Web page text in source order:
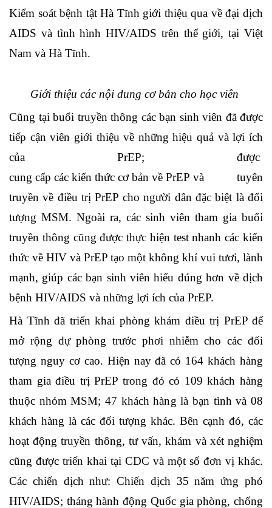
Kiểm soát bệnh tật Hà Tĩnh giới thiệu qua về đại dịch
AIDS và tình hình HIV/AIDS trên thế giới, tại Việt
Nam và Hà Tĩnh.
Giới thiệu các nội dung cơ bản cho học viên
Cũng tại buổi truyền thông các bạn sinh viên đã được
tiếp cận viên giới thiệu về những hiệu quả và lợi ích
của PrEP; được
cung cấp các kiến thức cơ bản về PrEP và tuyên
truyền về điều trị PrEP cho người dân đặc biệt là đối
tượng MSM. Ngoài ra, các sinh viên tham gia buổi
truyền thông cũng được thực hiện test nhanh các kiến
thức về HIV và PrEP tạo một không khí vui tươi, lành
mạnh, giúp các bạn sinh viên hiểu đúng hơn về dịch
bệnh HIV/AIDS và những lợi ích của PrEP.
Hà Tĩnh đã triển khai phòng khám điều trị PrEP để
mở rộng dự phòng trước phơi nhiễm cho các đối
tượng nguy cơ cao. Hiện nay đã có 164 khách hàng
tham gia điều trị PrEP trong đó có 109 khách hàng
thuộc nhóm MSM; 47 khách hàng là bạn tình và 08
khách hàng là các đối tượng khác. Bên cạnh đó, các
hoạt động truyền thông, tư vấn, khám và xét nghiệm
cũng được triển khai tại CDC và một số đơn vị khác.
Các chiến dịch như: Chiến dịch 35 năm ứng phó
HIV/AIDS; tháng hành động Quốc gia phòng, chống